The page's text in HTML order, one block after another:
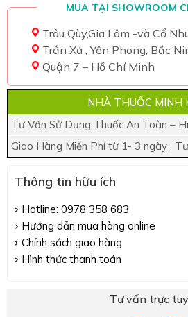
MUA TẠI SHOWROOM
Trâu Qùy,Gia Lâm -và Cổ
Trần Xá , Yên Phong, Bắc
Quận 7 – Hồ Chí Minh
NHÀ THUỐC MINH
Tư Vấn Sử Dụng Thuốc An Toàn –
Giao Hàng Miễn Phí từ 1- 3 ngày ,
Thông tin hữu ích
Hotline: 0978 358 683
Hướng dẫn mua hàng online
Chính sách giao hàng
Hình thức thanh toán
Tư vấn trực